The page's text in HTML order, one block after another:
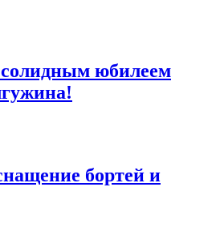
юбилеем
бортей и